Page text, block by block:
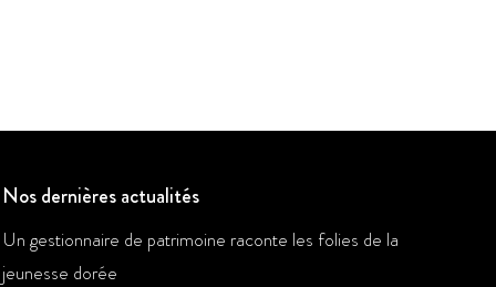
Nos dernières actualités
Un gestionnaire de patrimoine raconte les folies de la
jeunesse dorée